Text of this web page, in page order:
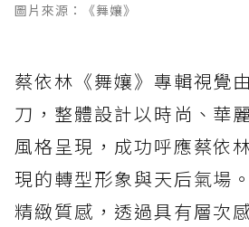
圖片來源：《舞孃》
蔡依林《舞孃》專輯視覺
刀，整體設計以時尚、華
風格呈現，成功呼應蔡依
現的轉型形象與天后氣場
精緻質感，透過具有層次